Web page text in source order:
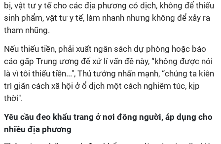
bị, vật tư y tế cho các địa phương có dịch, không để thiếu
sinh phẩm, vật tư y tế, làm nhanh nhưng không để xảy ra
tham nhũng.
Nếu thiếu tiền, phải xuất ngân sách dự phòng hoặc báo
cáo gấp Trung ương để xử lí vấn đề này, “không được nói
là vì tôi thiếu tiền...", Thủ tướng nhấn mạnh, “chúng ta kiên
trì giãn cách xã hội ở ổ dịch một cách nghiêm túc, kịp
thời".
Yêu cầu đeo khẩu trang ở nơi đông người, áp dụng cho
nhiều địa phương